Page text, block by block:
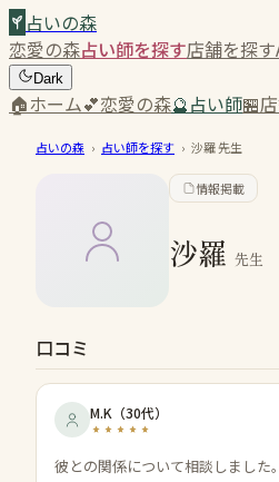
占いの森
恋愛の森占い師を探す店舗を探す
Dark
🏠ホーム💕恋愛の森🔮占い師🏪
占いの森 › 占い師を探す › 沙羅先生
情報掲載
沙羅 先生
口コミ
M.K （30代）
彼との関係について相談しました